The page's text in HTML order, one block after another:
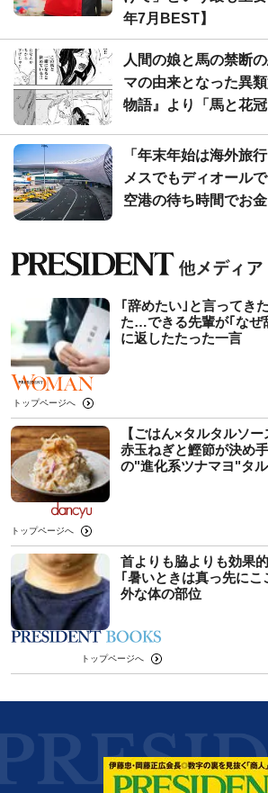
年7月BEST】
人間の娘と馬の禁断
マの由来となった異
物語』より「馬と花
「年末年始は海外旅
メスでもディオール
空港の待ち時間でお
｢辞めたい｣と言ってき
た…できる先輩が｢なぜ
に返したたった一言
トップページへ
【ごはん×タルタルソー
赤玉ねぎと鰹節が決め
の"進化系ツナマヨ"タ
トップページへ
首よりも脇よりも効果
｢暑いときは真っ先に
外な体の部位
トップページへ